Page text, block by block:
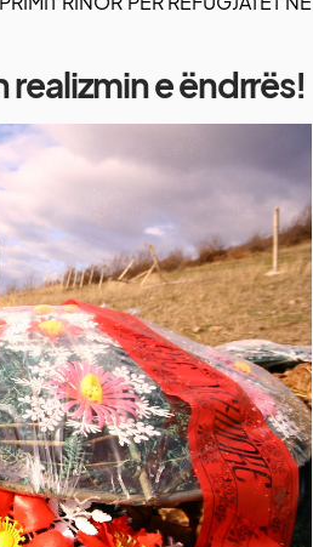
e ëndrrës!